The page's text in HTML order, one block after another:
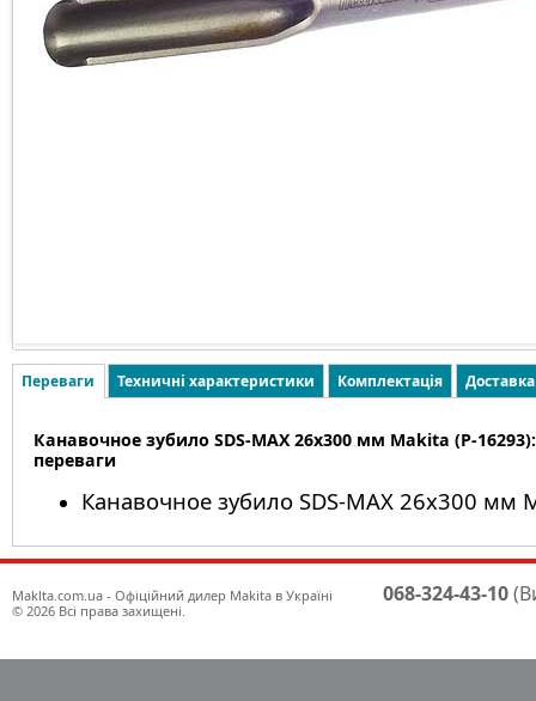
Переваги Техничні характеристики Комплектація
Канавочное зубило SDS-MAX 26х300 мм Makita (P-16293):
переваги
Канавочное зубило SDS-MAX 26х300 мм
Maklta.com.ua - Офіційний дилер Makita в Україні
© 2026 Всі права захищені.
068-324-43-10